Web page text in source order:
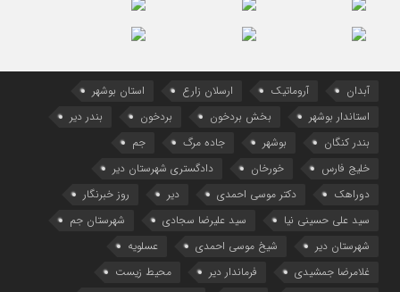
آبدان آروماتیک ارسلان زارع
استان بوشهر
استاندار بوشهر
بخش بردخون بردخون
بندر دیر
بندر کنگان
بوشهر جاده مرگ
جم
خلیج فارس
خورخان
دادگستری شهرستان دیر
دوراهک
دکتر موسی احمدی دیر
روز خبرنگار
سید علی حسینی نیا
سید علیرضا سجادی
شهرستان جم
شهرستان دیر
شیخ موسی احمدی
عسلویه
غلامرضا جمشیدی
فرماندار دیر
محیط زیست